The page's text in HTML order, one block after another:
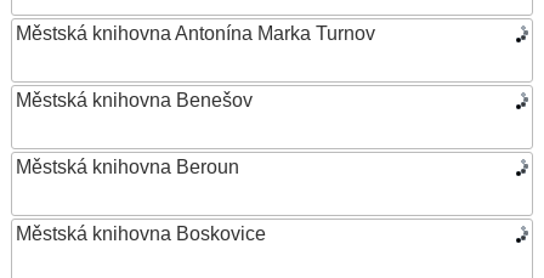
Městská knihovna Antonína Marka Turnov
Městská knihovna Benešov
Městská knihovna Beroun
Městská knihovna Boskovice